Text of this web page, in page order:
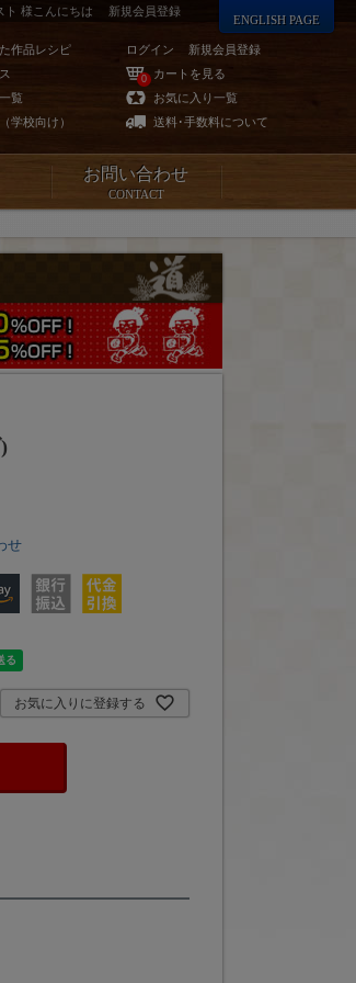
作品レシピ
覧
学校向け）
ログイン 新規会員登録
0
カートを見る
お気に入り一覧
送料･手数料について
ト 様こんにちは 新規会員登録
ENGLISH PAGE
お問い合わせ
CONTACT
せ
お気に入りに登録する